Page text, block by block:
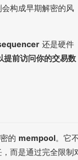
构成早期解密的风
还是硬件
提前访问你的交易数
的 mempool。它
而是通过完全限制